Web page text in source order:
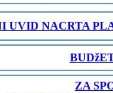
UVID NACRTA
ZA